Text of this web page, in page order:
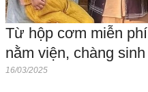
Từ hộp cơm miễn
nằm viện, chàng
16/03/2025